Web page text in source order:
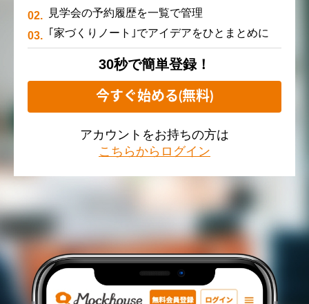
見学会の予約履歴を一覧で管理
｢家づくりノート｣でアイデアをひとまとめに
30秒で簡単登録！
今すぐ始める(無料)
アカウントをお持ちの方は
こちらからログイン